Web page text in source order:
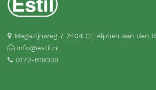
Magazijnweg 7 2404 CE Alphen aan den
info@estil.nl
0172-619338